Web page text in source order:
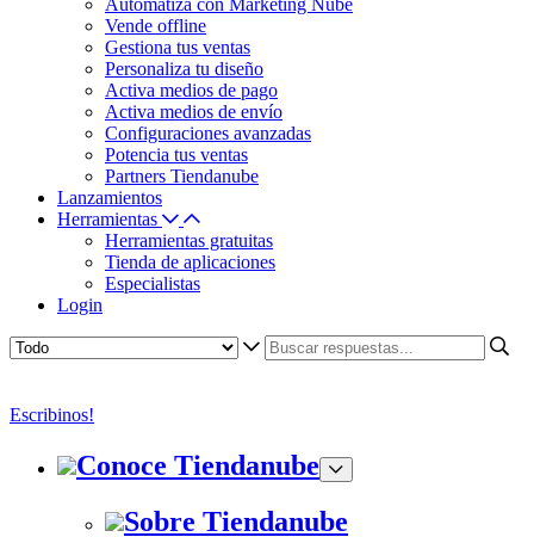
Automatiza con Marketing Nube
Vende offline
Gestiona tus ventas
Personaliza tu diseño
Activa medios de pago
Activa medios de envío
Configuraciones avanzadas
Potencia tus ventas
Partners Tiendanube
Lanzamientos
Herramientas
Herramientas gratuitas
Tienda de aplicaciones
Especialistas
Login
Escribinos!
Conoce Tiendanube
Sobre Tiendanube